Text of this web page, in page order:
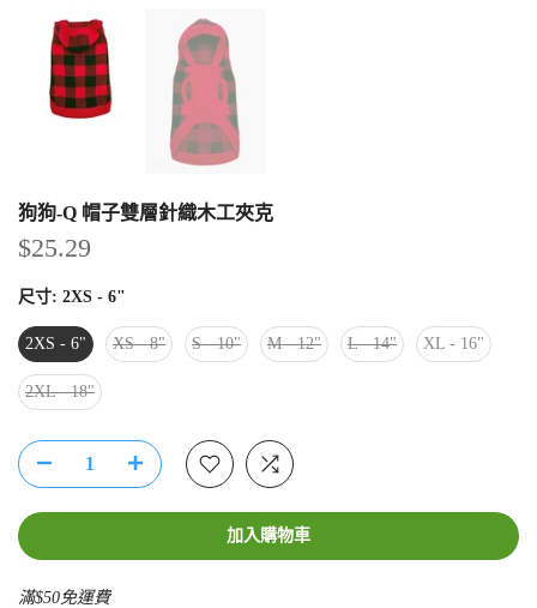
狗狗-Q 帽子雙層針織木工夾克
$25.29
尺寸: 2XS - 6"
2XS - 6" XS - 8" S - 10" M - 12" L - 14" XL - 16"
2XL - 18"
加入購物車
滿$50免運費